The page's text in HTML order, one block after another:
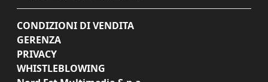
CONDIZIONI DI VENDITA
GERENZA
PRIVACY
WHISTLEBLOWING